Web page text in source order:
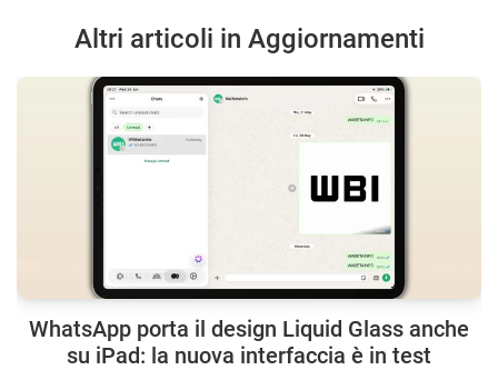
Altri articoli in Aggiornamenti
WhatsApp porta il design Liquid Glass anche
su iPad: la nuova interfaccia è in test